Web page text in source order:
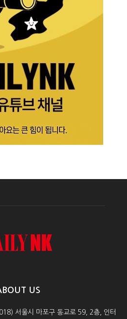
US
서울시 마포구 동교로 59, 2층, 인터